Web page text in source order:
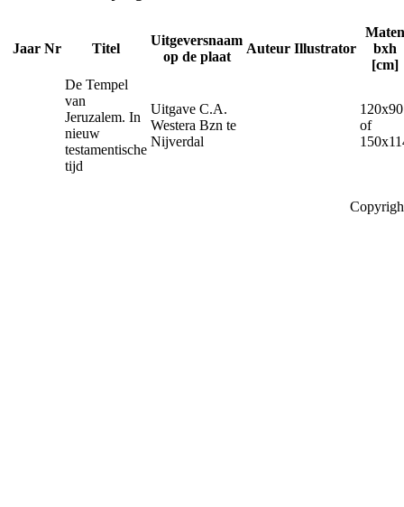
Jaar Nr Titel
Uitgeversnaam
op de plaat
Auteur Illustrator
Maten
bxh
[cm]
De Tempel
van
Jeruzalem. In
nieuw
testamentische
tijd
Uitgave C.A.
Westera Bzn te
Nijverdal
120x90
of